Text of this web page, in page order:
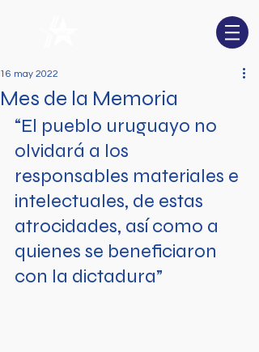
Mes de la Memoria
16 may 2022
“El pueblo uruguayo no
olvidará a los
responsables materiales e
intelectuales, de estas
atrocidades, así como a
quienes se beneficiaron
con la dictadura”